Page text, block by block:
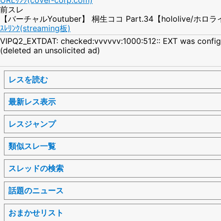
前スレ
【バーチャルYoutuber】 桐生ココ Part.34【hololive/ホロラ
ｽﾚﾘﾝｸ(streaming板)
VIPQ2_EXTDAT: checked:vvvvvv:1000:512:: EXT was
(deleted an unsolicited ad)
レスを読む
最新レス表示
レスジャンプ
類似スレ一覧
スレッドの検索
話題のニュース
おまかせリスト